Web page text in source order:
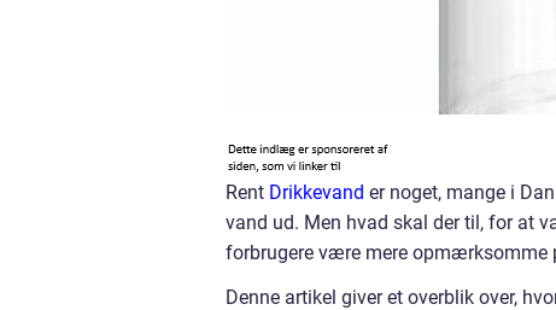
Rent Drikkevand er noget, mange i
vand ud. Men hvad skal der til, for at
forbrugere være mere opmærksomme
Denne artikel giver et overblik over,